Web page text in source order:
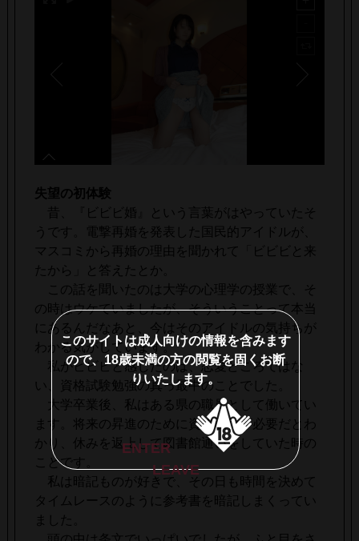
失望の初体験
昔、『ビビビ婚』という言葉がはやっていたそ
うです。電撃再婚を発表した国民的アイドルが、
マスコミから再婚の理由を聞かれて「ビビビと来
たから」と答えたとか。
この話を聞いたのは大学の心理学の授業で、そ
の時はウケていましたが、そういうことって本当
にあるんだなあと、今はそのアイドルの気持ちが
わかる気がしています。
私がビビビと感じたのは、恋愛どころではな
い、資格試験勉強の真っ最中のことでした。
大学卒業後、私はある県の職員として働いてい
ます。将来の昇進のために資格取得が必要だとわ
かり、休みを返上して図書館通いをしていた時の
ことです。
私は暗記ものが好きで、その日も時間を決めて
タイムレースのように参考書を暗記しまくってい
ました。
このサイトは成人向けの情報を含みます
ので、18歳未満の方の閲覧を固くお断
りいたします。
ENTER
LEAVE